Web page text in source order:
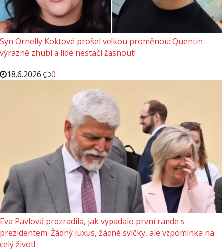
Syn Ornelly Koktové prošel velkou proměnou: Quentin
výrazně zhubl a lidé nestačí žasnout!
18.6.2026
0
Eva Pavlová prozradila, jak vypadalo první rande s
prezidentem: Žádný luxus, žádné svíčky, ale vzpomínka na
celý život!